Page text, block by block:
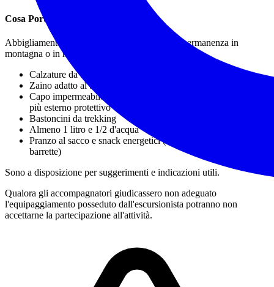
Cosa Portare / Abbigliamento
Abbigliamento idoneo a una escursione e alla permanenza in
montagna o in natura, in particolare:
Calzature da trekking
Zaino adatto al trasporto del necessario per la giornata
Capo impermeabile da indossare all'occorrenza come strato
più esterno protettivo
Bastoncini da trekking
Almeno 1 litro e 1/2 d'acqua
Pranzo al sacco e snack energetici (frutta secca, cioccolata,
barrette)
Sono a disposizione per suggerimenti e indicazioni utili.
Qualora gli accompagnatori giudicassero non adeguato
l'equipaggiamento posseduto dall'escursionista potranno non
accettarne la partecipazione all'attività.